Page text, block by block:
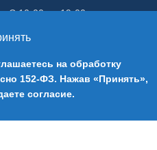
С 10-00 до 19-00
0
на обработку
152-ФЗ. Нажав «Принять»,
согласие.